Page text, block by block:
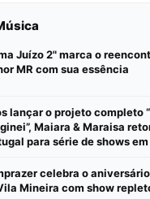
Juízo 2" marca o
MR com sua essência
lançar o projeto completo
Maiara & Maraisa
para série de shows
celebra o
Mineira com show